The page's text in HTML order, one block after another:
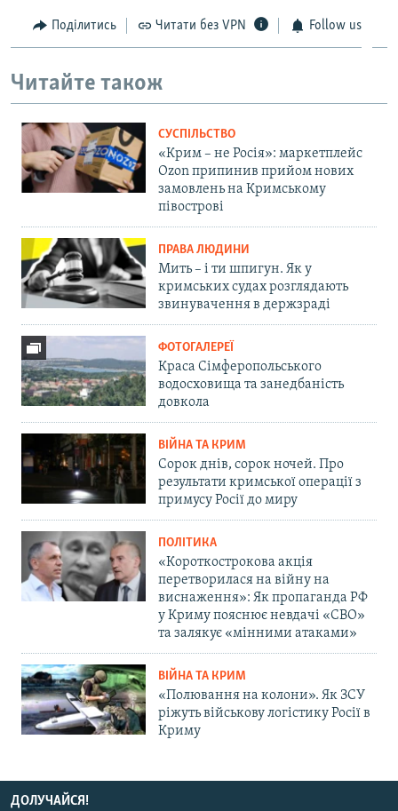
Поділитись Читати без VPN Follow us
Читайте також
СУСПІЛЬСТВО
«Крим – не Росія»: маркетплейс
Ozon припинив прийом нових
замовлень на Кримському
півострові
ПРАВА ЛЮДИНИ
Мить – і ти шпигун. Як у
кримських судах розглядають
звинувачення в держзраді
ФОТОГАЛЕРЕЇ
Краса Сімферопольського
водосховища та занедбаність
довкола
ВІЙНА ТА КРИМ
Сорок днів, сорок ночей. Про
результати кримської операції з
примусу Росії до миру
ПОЛІТИКА
«Короткострокова акція
перетворилася на війну на
виснаження»: Як пропаганда РФ
у Криму пояснює невдачі «СВО»
та залякує «мінними атаками»
ВІЙНА ТА КРИМ
«Полювання на колони». Як ЗСУ
ріжуть військову логістику Росії в
Криму
ДОЛУЧАЙСЯ!